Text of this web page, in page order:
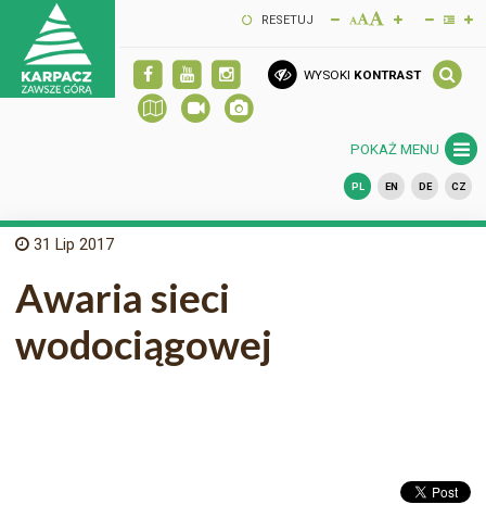
RESETUJ
WYSOKI KONTRAST
POKAŻ MENU
PL EN DE CZ
31 Lip 2017
Awaria sieci
wodociągowej